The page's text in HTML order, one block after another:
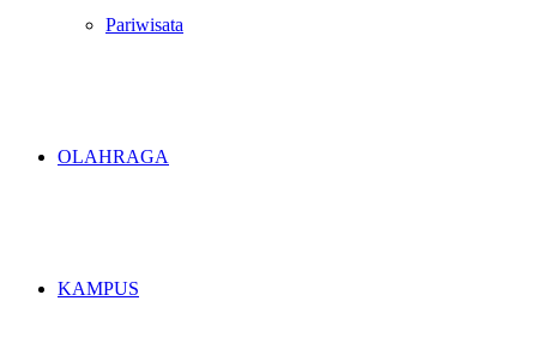
Pariwisata
OLAHRAGA
KAMPUS